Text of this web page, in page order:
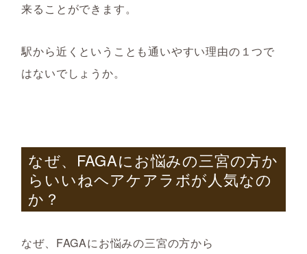
来ることができます。
駅から近くということも通いやすい理由の１つで
はないでしょうか。
なぜ、 FAGAにお悩みの三宮の方か
らいいねヘアケアラボが人気なの
か？
なぜ、FAGAにお悩みの三宮の方から